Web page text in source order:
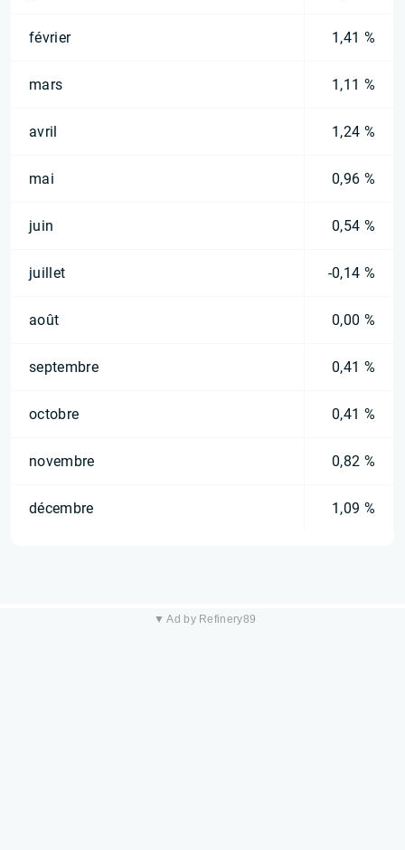
février 1,41 %
mars 1,11 %
avril 1,24 %
mai 0,96 %
juin 0,54 %
juillet -0,14 %
août 0,00 %
septembre 0,41 %
octobre 0,41 %
novembre 0,82 %
décembre 1,09 %
▼ Ad by Refinery89